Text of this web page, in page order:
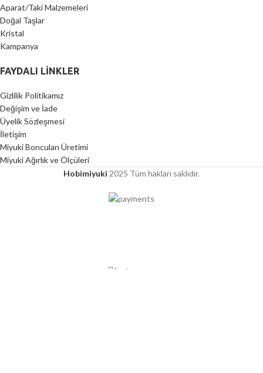
Aparat/Taki Malzemeleri
Doğal Taşlar
Kristal
Kampanya
FAYDALI LİNKLER
Gizlilik Politikamız
Değişim ve İade
Üyelik Sözleşmesi
İletişim
Miyuki Boncuları Üretimi
Miyuki Ağırlık ve Ölçüleri
Hobimiyuki 2025 Tüm hakları saklıdır.
Instagram